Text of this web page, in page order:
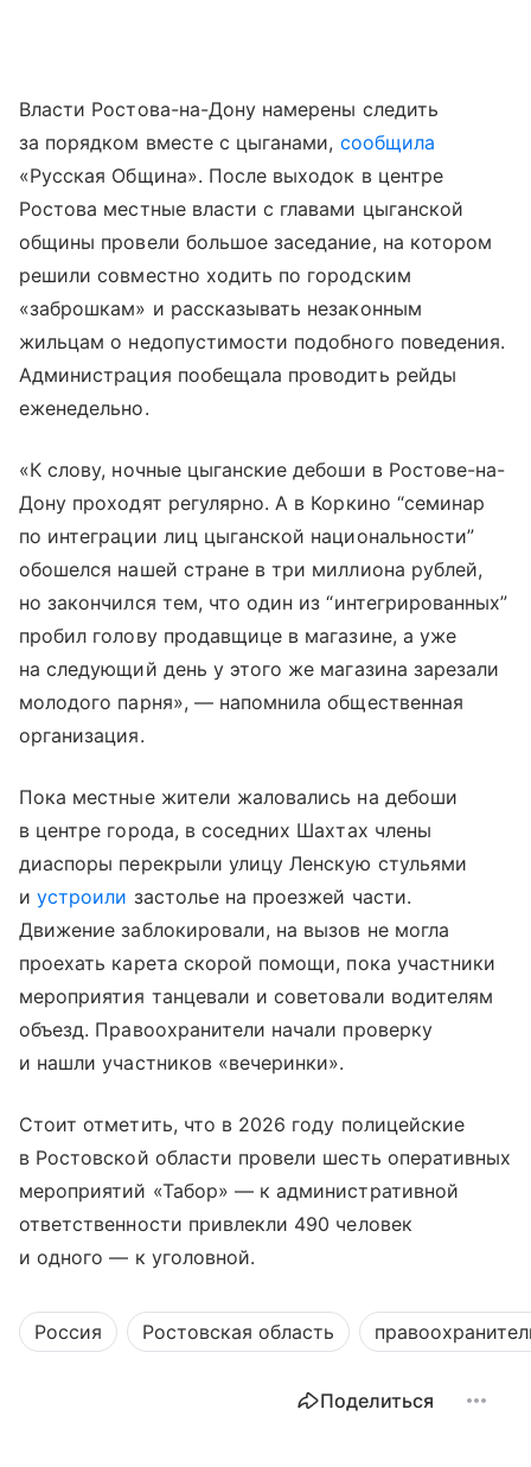
Власти Ростова-на-Дону намерены следить
за порядком вместе с цыганами, сообщила
«Русская Община». После выходок в центре
Ростова местные власти с главами цыганской
общины провели большое заседание, на котором
решили совместно ходить по городским
«заброшкам» и рассказывать незаконным
жильцам о недопустимости подобного поведения.
Администрация пообещала проводить рейды
еженедельно.
«К слову, ночные цыганские дебоши в Ростове-на-
Дону проходят регулярно. А в Коркино “семинар
по интеграции лиц цыганской национальности”
обошелся нашей стране в три миллиона рублей,
но закончился тем, что один из “интегрированных”
пробил голову продавщице в магазине, а уже
на следующий день у этого же магазина зарезали
молодого парня», — напомнила общественная
организация.
Пока местные жители жаловались на дебоши
в центре города, в соседних Шахтах члены
диаспоры перекрыли улицу Ленскую стульями
иустроили застолье на проезжей части.
Движение заблокировали, на вызов не могла
проехать карета скорой помощи, пока участники
мероприятия танцевали и советовали водителям
объезд. Правоохранители начали проверку
и нашли участников «вечеринки».
Стоит отметить, что в 2026 году полицейские
в Ростовской области провели шесть оперативных
мероприятий «Табор» — к административной
ответственности привлекли 490 человек
и одного — к уголовной.
Россия Ростовская область
Поделиться